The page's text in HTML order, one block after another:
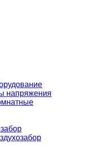
напряжения